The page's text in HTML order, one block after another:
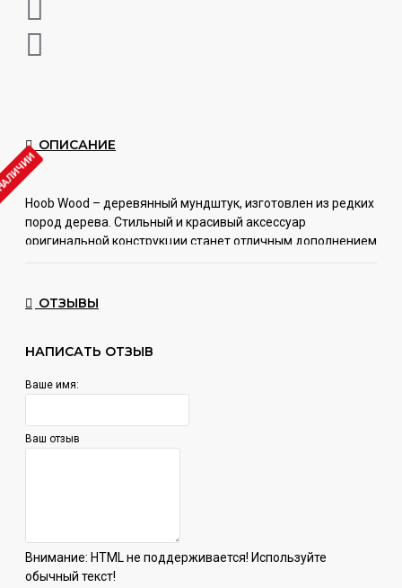
ОПИСАНИЕ
Hoob Wood – деревянный мундштук, изготовлен из редких
пород дерева. Стильный и красивый аксессуар
оригинальной конструкции станет отличным дополнением
проходит через мундштук, что обеспечивает отсутствие
Мундштук не содержит вредных материалов, не ржавеет
требует дополнительных уплотнителей.
которого 10 мм. В комплект с мундштуком входит
ОТЗЫВЫ
НАПИСАТЬ ОТЗЫВ
Ваше имя:
Ваш отзыв
Внимание: HTML не поддерживается! Используйте
обычный текст!